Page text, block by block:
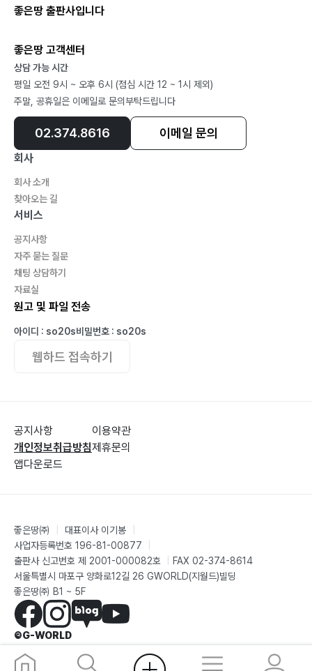
좋은땅 출판사입니다
좋은땅 고객센터
상담 가능 시간
평일 오전 9시 ~ 오후 6시 (점심 시간 12 ~ 1시 제외)
주말, 공휴일은 이메일로 문의부탁드립니다
02.374.8616 이메일 문의
회사
회사 소개
찾아오는 길
서비스
공지사항
자주 묻는 질문
채팅 상담하기
자료실
원고 및 파일 전송
아이디 : so20s비밀번호 : so20s
웹하드 접속하기
공지사항
개인정보취급방침
앱다운로드
이용약관
제휴문의
좋은땅㈜ 대표이사 이기봉
사업자등록번호 196-81-00877
출판사 신고번호 제 2001-000082호
FAX 02-374-8614
서울특별시 마포구 양화로12길 26 GWORLD(지월드)빌딩
좋은땅㈜ B1 ~ 5F
©G-WORLD